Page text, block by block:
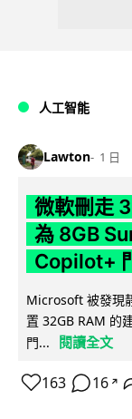
人工智能
Lawton 1 日
微軟刪走
為 8GB
Copilot+
Microsoft 被發現
置 32GB RAM 的
門...
閱讀全文
163 16 ↗